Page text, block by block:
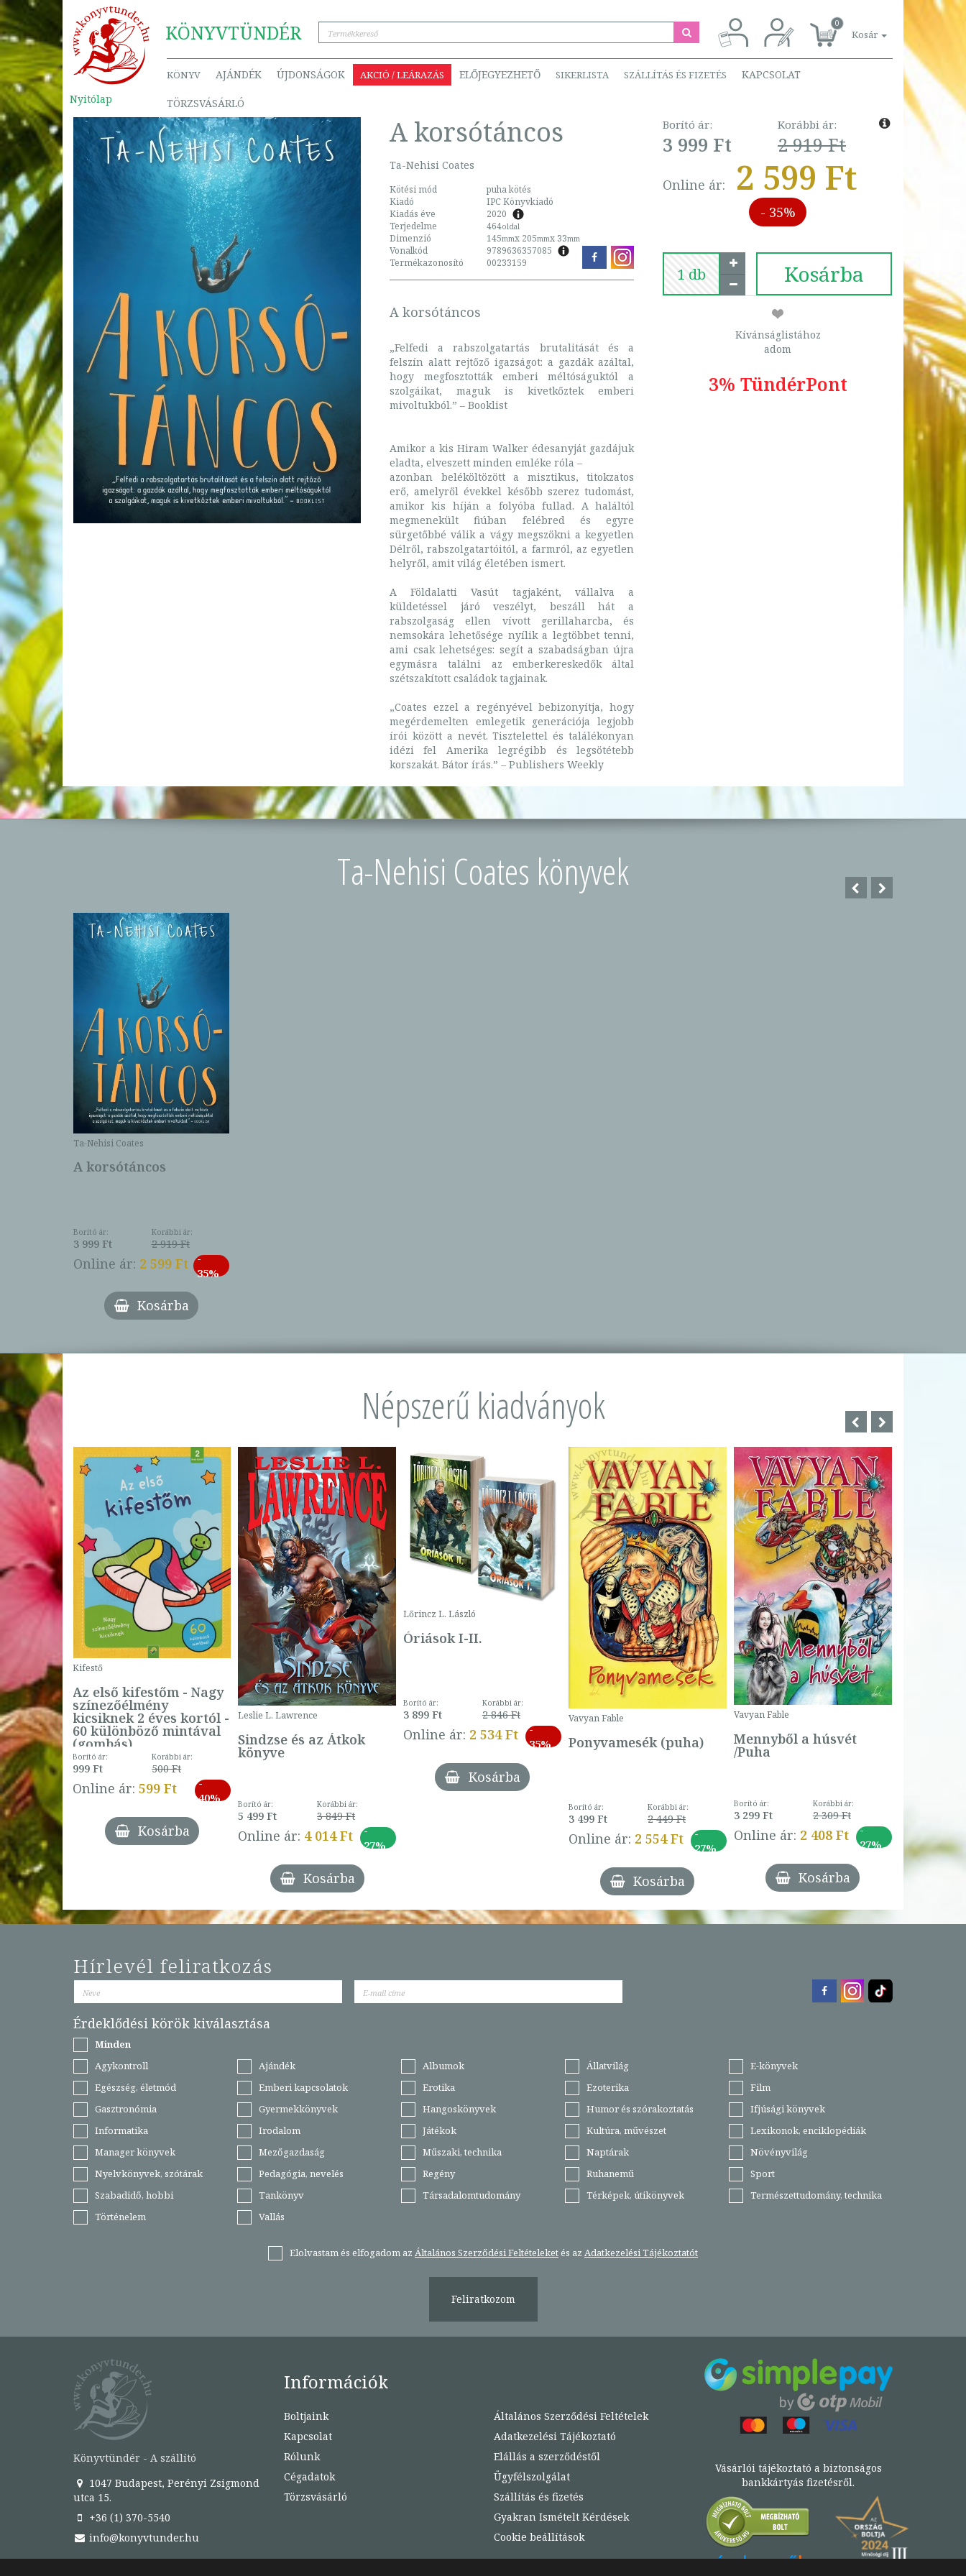
KÖNYVTÜNDÉR 0
Kosár
KÖNYV AJÁNDÉK ÚJDONSÁGOK AKCIÓ / LEÁRAZÁS ELŐJEGYEZHETŐ SIKERLISTA SZÁLLÍTÁS ÉS FIZETÉS KAPCSOLAT
TÖRZSVÁSÁRLÓ
Nyitólap
A korsótáncos
Ta-Nehisi Coates
Kötési mód
puha kötés
Kiadó
IPC Könyvkiadó
Kiadás éve
2020
Terjedelme
464oldal
Dimenzió 145mmx 205mmx 33mm
Vonalkód
9789636357085
Termékazonosító
00233159
A korsótáncos
„Felfedi a rabszolgatartás brutalitását és a
felszín alatt rejtőző igazságot: a gazdák azáltal,
hogy megfosztották emberi méltóságuktól a
szolgáikat, maguk is kivetkőztek emberi
mivoltukból.” – Booklist
Amikor a kis Hiram Walker édesanyját gazdájuk
eladta, elveszett minden emléke róla –
azonban beléköltözött a misztikus, titokzatos
erő, amelyről évekkel később szerez tudomást,
amikor kis híján a folyóba fullad. A haláltól
megmenekült fiúban felébred és egyre
sürgetőbbé válik a vágy megszökni a kegyetlen
Délről, rabszolgatartóitól, a farmról, az egyetlen
helyről, amit világ életében ismert.
A Földalatti Vasút tagjaként, vállalva a
küldetéssel járó veszélyt, beszáll hát a
rabszolgaság ellen vívott gerillaharcba, és
nemsokára lehetősége nyílik a legtöbbet tenni,
ami csak lehetséges: segít a szabadságban újra
egymásra találni az emberkereskedők által
szétszakított családok tagjainak.
„Coates ezzel a regényével bebizonyítja, hogy
megérdemelten emlegetik generációja legjobb
írói között a nevét. Tisztelettel és találékonyan
idézi fel Amerika legrégibb és legsötétebb
korszakát. Bátor írás.” – Publishers Weekly
Borító ár:
3 999 Ft
Korábbi ár:
2 919 Ft
Online ár: 2 599 Ft
- 35%
Kosárba
Kívánságlistához
adom
3% TündérPont
Ta-Nehisi Coates könyvek
Ta-Nehisi Coates
A korsótáncos
Borító ár:
3 999 Ft
Korábbi ár:
2 919 Ft
Online ár: 2 599 Ft -
35%
Kosárba
Népszerű kiadványok
ár:
Ft
Ft
-
27%
Kifestő
Az első kifestőm - Nagy
színezőélmény
kicsiknek 2 éves kortól -
60 különböző mintával
(gombás)
Borító ár:
999 Ft
Korábbi ár:
500 Ft
Online ár: 599 Ft
-
40%
Kosárba
Leslie L. Lawrence
Sindzse és az Átkok
könyve
Borító ár:
5 499 Ft
Korábbi ár:
3 849 Ft
Online ár: 4 014 Ft
-
27%
Kosárba
Lőrincz L. László
Óriások I-II.
Borító ár:
3 899 Ft
Korábbi ár:
2 846 Ft
Online ár: 2 534 Ft
-
35%
Kosárba
Vavyan Fable
Ponyvamesék (puha)
Borító ár:
3 499 Ft
Korábbi ár:
2 449 Ft
Online ár: 2 554 Ft
-
27%
Kosárba
Vavyan Fable
Mennyből a húsvét
/Puha
Borító ár:
3 299 Ft
Korábbi ár:
2 309 Ft
Online ár: 2 408 Ft
-
27%
Kosárba
Hírlevél feliratkozás
Érdeklődési körök kiválasztása
Minden
Agykontroll
Ajándék Albumok Állatvilág
E-könyvek
Egészség, életmód
Emberi kapcsolatok Erotika Ezoterika
Film
Gasztronómia
Gyermekkönyvek Hangoskönyvek Humor és szórakoztatás
Ifjúsági könyvek
Informatika
Irodalom Játékok Kultúra, művészet
Lexikonok, enciklopédiák
Manager könyvek
Mezőgazdaság Műszaki, technika Naptárak
Növényvilág
Nyelvkönyvek, szótárak
Pedagógia, nevelés Regény Ruhanemű
Sport
Szabadidő, hobbi
Tankönyv Társadalomtudomány Térképek, útikönyvek
Természettudomány, technika
Történelem
Vallás
Elolvastam és elfogadom az Általános Szerződési Feltételeketés az Adatkezelési Tájékoztatót
Feliratkozom
Könyvtündér - A szállító
1047 Budapest, Perényi Zsigmond
utca 15.
+36 (1) 370-5540
info@konyvtunder.hu
Információk
Boltjaink
Kapcsolat
Rólunk
Cégadatok
Törzsvásárló
Általános Szerződési Feltételek
Adatkezelési Tájékoztató
Elállás a szerződéstől
Ügyfélszolgálat
Szállítás és fizetés
Gyakran Ismételt Kérdések
Cookie beállítások
Vásárlói tájékoztató a biztonságos
bankkártyás fizetésről.